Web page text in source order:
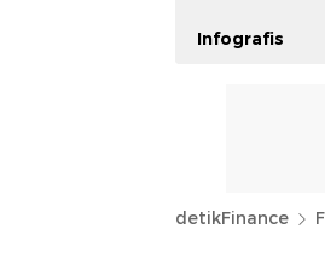
Infografis
detikFinance